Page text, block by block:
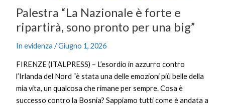
Palestra “La Nazionale è forte e
ripartirà, sono pronto per una big”
In evidenza /Giugno 1, 2026
FIRENZE (ITALPRESS) – L’esordio in azzurro contro
l’Irlanda del Nord “è stata una delle emozioni più belle della
mia vita, un qualcosa che rimane per sempre. Cosa è
successo contro la Bosnia? Sappiamo tutti come è andata a